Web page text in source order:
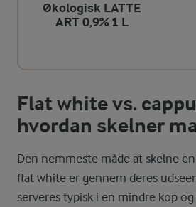
Økologisk LATTE
ART 0,9% 1 L
Flat white vs.
hvordan skelner
Den nemmeste måde at skelne
flat white er gennem deres
serveres typisk i en mindre kop